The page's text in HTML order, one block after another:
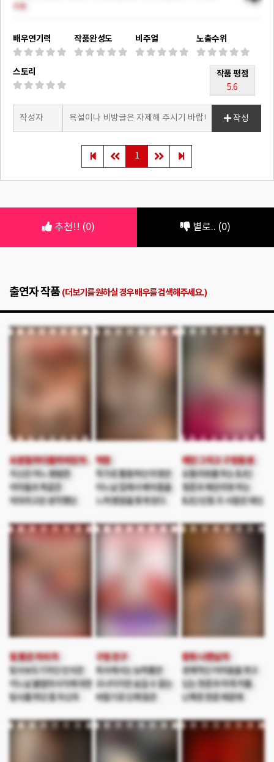
배우연기력 작품완성도 비주얼 노출수위
스토리 작품 평점
5.6
작성
1
추천!! (0) 별로.. (0)
출연자 작품 (더보기를 원하실 경우 배우를 검색해주세요.)
요분질하다들켜버린아내친구
자신은 여느 평범한
여자들과 똑같은
여자라고만 생각했던
직장인 남자와 결혼을
떡정
작가로 활동하던 미영은
어느날 집에서 배아픔을
느껴 병원을 찾게 된다.
첫사랑인 수찬을 보게
급속도로 가까워진다.
하지만 보이스피싱
사람은 알 수 없는
수렁으로 빠져든다.
애인 그리고 구멍동생
상품리뷰를 하는 BJ인
형준과 패션리뷰 하는
BJ인 민정. 두 사람은 애인
좋아하는 형준은
여자를 꼬시려 하지만
만다. 수지라는 메이크업
섹스를 한다. 그러던
어느날 갑자기 찾아온
민정은 두 사람이 섹스를
하는 장면을 목격하고
복수를 결심하는데....
질 좋은 마사지
탐사보도기자인 민석은
어느날 불법마사지에 대한
탐사를 하던 중 자신의
일한다는 충격적인
구멍 친구
회사에서는 능력좋은
오너이지만 숨길 수 없는
바람기로 인해 많은
남자 채진은 두려울게
신들이 화가 났는지 눈을
중독 나쁜남자
경제적인 어려움을 겪고
있는 현준과 미애 커플.
난폭한 현준 때문에
대로 일당 알바를 한다.